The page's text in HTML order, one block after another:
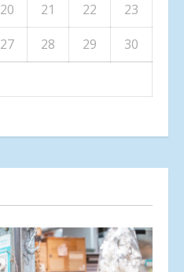
20 21 22
23
27 28 29
30